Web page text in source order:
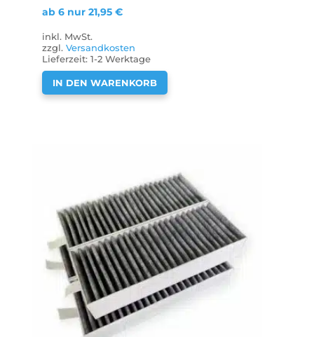
ab 6 nur 21,95 €
inkl. MwSt.
zzgl. Versandkosten
Lieferzeit: 1-2 Werktage
IN DEN WARENKORB